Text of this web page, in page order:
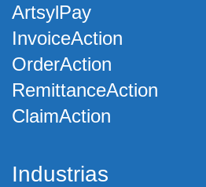
ArtsylPay
InvoiceAction
OrderAction
RemittanceAction
ClaimAction
Industrias